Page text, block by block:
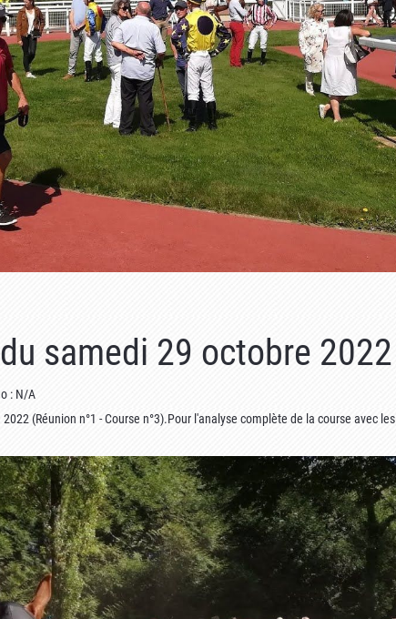
samedi 29 octobre 2022
: N/A
(Réunion n°1 - Course n°3).Pour l'analyse complète de la course avec les